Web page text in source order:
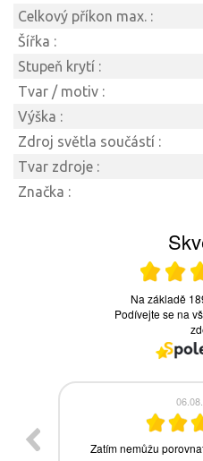
Celkový příkon max. :
Šířka :
Stupeň krytí :
Tvar / motiv :
Výška :
Zdroj světla součástí :
Tvar zdroje :
Značka :